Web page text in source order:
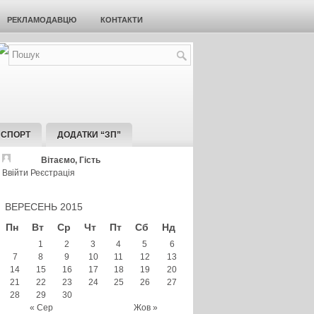
РЕКЛАМОДАВЦЮ КОНТАКТИ
СПОРТ ДОДАТКИ “ЗП”
Вітаємо, Гість
Ввійти Реєстрація
ВЕРЕСЕНЬ 2015
Пн
Вт Ср Чт Пт Сб Нд
« Сер Жов »
1 2 3 4 5
6
7
8 9 10 11 12
13
14
15 16 17 18 19
20
21
22 23 24 25 26
27
28
29 30